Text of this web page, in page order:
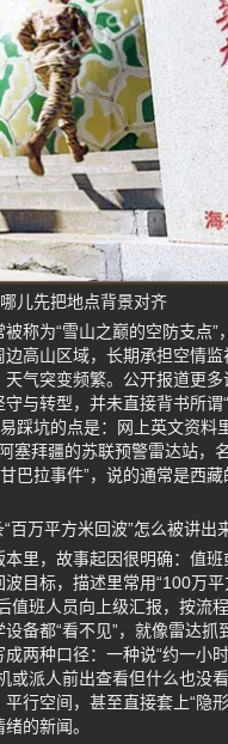
儿先把地点背景对齐
称为“雪山之巅的空防支点”
边高山区域，长期承担空情
气突变频繁。公开报道更多
与转型，并未直接背书所谓
踩坑的点是：网上英文资料
塞拜疆的苏联预警雷达站，
巴拉事件”，说的通常是西藏
百万平方米回波”怎么被讲出
本里，故事起因很明确：值
目标，描述里常用“100万平
值班人员向上级汇报，按流
备都“看不见”，就像雷达抓
两种口径：一种说“约一小
或派人前出查看但什么也没
行空间，甚至直接套上“隐
的新闻。